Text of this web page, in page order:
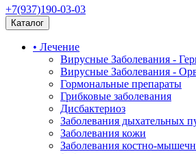
+7(937)190-03-03
Каталог
• Лечение
Вирусные Заболевания -
Вирусные Заболевания -
Гормональные препараты
Грибковые заболевания
Дисбактериоз
Заболевания дыхательных
Заболевания кожи
Заболевания костно-